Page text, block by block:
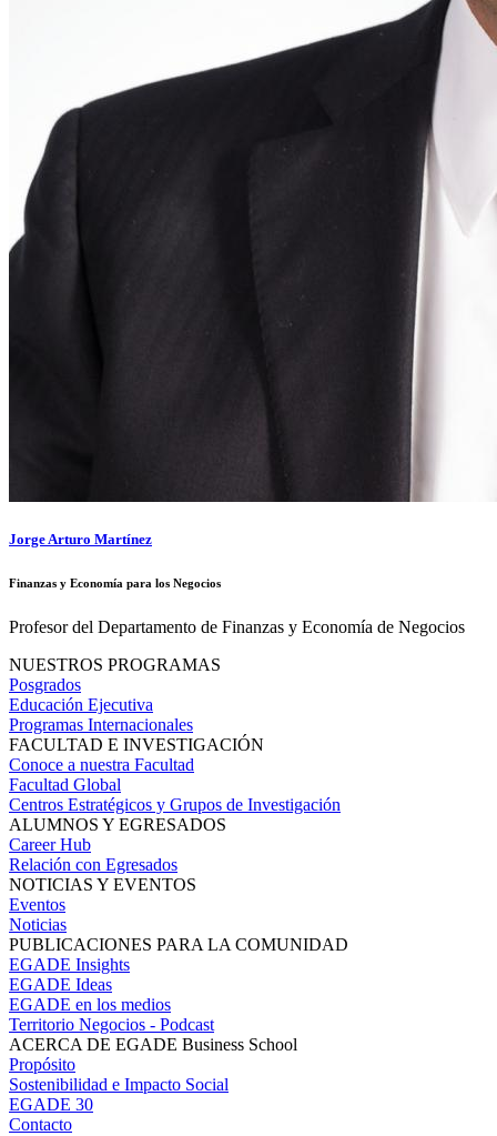
Jorge Arturo Martínez
Finanzas y Economía para los Negocios
Profesor del Departamento de Finanzas y Economía de Negocios
NUESTROS PROGRAMAS
Posgrados
Educación Ejecutiva
Programas Internacionales
FACULTAD E INVESTIGACIÓN
Conoce a nuestra Facultad
Facultad Global
Centros Estratégicos y Grupos de Investigación
ALUMNOS Y EGRESADOS
Career Hub
Relación con Egresados
NOTICIAS Y EVENTOS
Eventos
Noticias
PUBLICACIONES PARA LA COMUNIDAD
EGADE Insights
EGADE Ideas
EGADE en los medios
Territorio Negocios - Podcast
ACERCA DE EGADE Business School
Propósito
Sostenibilidad e Impacto Social
EGADE 30
Contacto